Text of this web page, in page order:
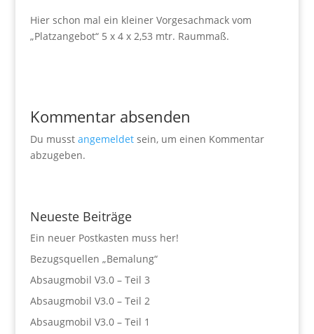
Hier schon mal ein kleiner Vorgesachmack vom
„Platzangebot“ 5 x 4 x 2,53 mtr. Raummaß.
Kommentar absenden
Du musst angemeldetsein, um einen Kommentar
abzugeben.
Neueste Beiträge
Ein neuer Postkasten muss her!
Bezugsquellen „Bemalung“
Absaugmobil V3.0 – Teil 3
Absaugmobil V3.0 – Teil 2
Absaugmobil V3.0 – Teil 1